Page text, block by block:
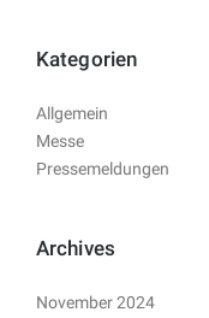
Kategorien
Allgemein
Messe
Pressemeldungen
Archives
November 2024